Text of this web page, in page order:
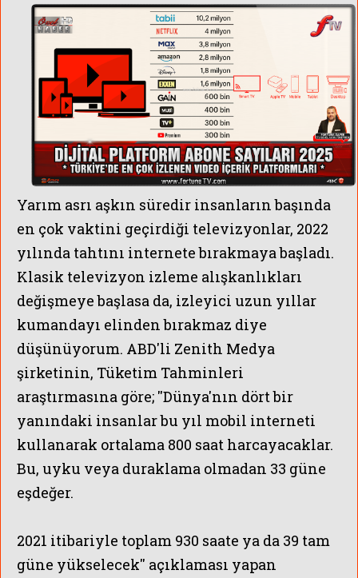
DEMİRÖREN
Yarım asrı aşkın süredir insanların başında
en çok vaktini geçirdiği televizyonlar, 2022
yılında tahtını internete bırakmaya başladı.
Klasik televizyon izleme alışkanlıkları
değişmeye başlasa da, izleyici uzun yıllar
kumandayı elinden bırakmaz diye
düşünüyorum. ABD'li Zenith Medya
şirketinin, Tüketim Tahminleri
araştırmasına göre; ''Dünya'nın dört bir
yanındaki insanlar bu yıl mobil interneti
kullanarak ortalama 800 saat harcayacaklar.
Bu, uyku veya duraklama olmadan 33 güne
eşdeğer.
2021 itibariyle toplam 930 saate ya da 39 tam
güne yükselecek'' açıklaması yapan